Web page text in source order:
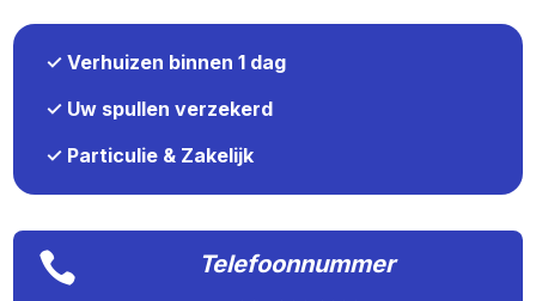
✓ Verhuizen binnen 1 dag
✓ Uw spullen verzekerd
✓ Particulie & Zakelijk
 Telefoonnummer